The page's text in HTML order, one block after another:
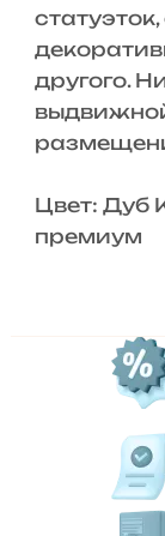
другого.
Цвет: Дуб
премиум